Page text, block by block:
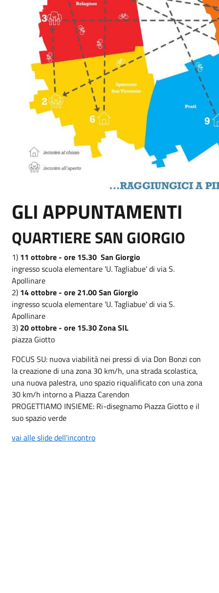
GLI APPUNTAMENTI
QUARTIERE SAN GIORGIO
1) 11 ottobre - ore 15.30 San Giorgio
ingresso scuola elementare 'U. Tagliabue' di via S.
Apollinare
2) 14 ottobre - ore 21.00 San Giorgio
ingresso scuola elementare 'U. Tagliabue' di via S.
Apollinare
3) 20 ottobre - ore 15.30 Zona SIL
piazza Giotto
FOCUS SU: nuova viabilità nei pressi di via Don Bonzi con
la creazione di una zona 30 km/h, una strada scolastica,
una nuova palestra, uno spazio riqualificato con una zona
30 km/h intorno a Piazza Carendon
PROGETTIAMO INSIEME: Ri-disegnamo Piazza Giotto e il
suo spazio verde
vai alle slide dell'incontro